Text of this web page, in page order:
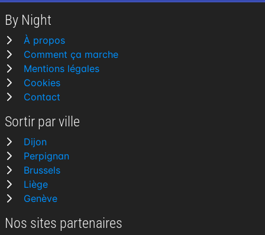
By Night
À propos
Comment ça marche
Mentions légales
Cookies
Contact
Sortir par ville
Dijon
Perpignan
Brussels
Liège
Genève
Nos sites partenaires